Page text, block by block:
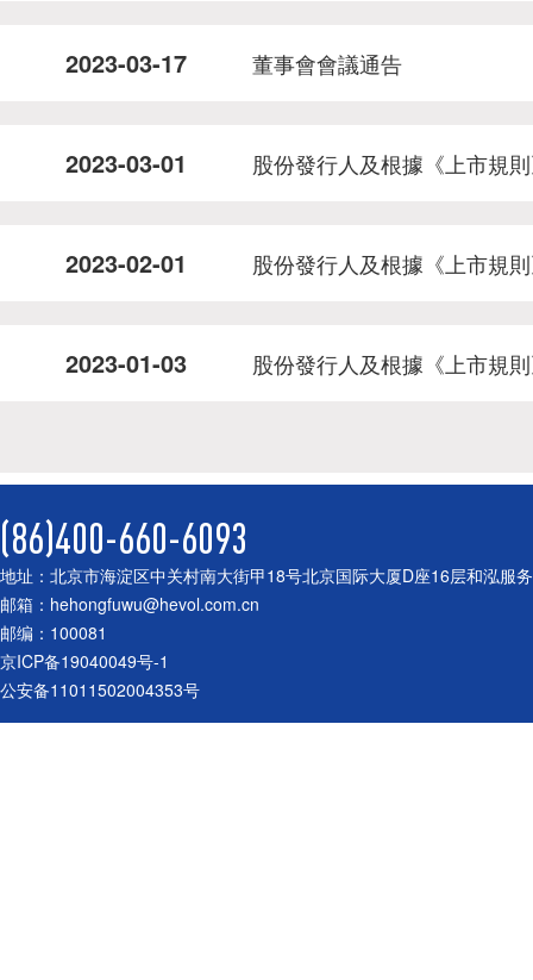
2023-03-17 董事會會議通告
2023-03-01 股份發行人及根據《上市規
2023-02-01 股份發行人及根據《上市規
2023-01-03 股份發行人及根據《上市規
(86)400-660-6093
地址：北京市海淀区中关村南大街甲18号北京国际大厦D座16层和泓服
邮箱：hehongfuwu@hevol.com.cn
邮编：100081
京ICP备19040049号-1
公安备11011502004353号